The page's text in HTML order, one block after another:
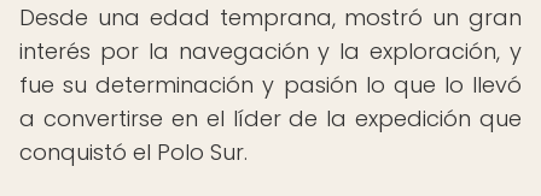
Desde una edad temprana, mostró un gran
interés por la navegación y la exploración, y
fue su determinación y pasión lo que lo llevó
a convertirse en el líder de la expedición que
conquistó el Polo Sur.